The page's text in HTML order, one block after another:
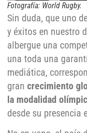
Fotografía: World Rugby.
Sin duda, que uno
y éxitos en nuestro
albergue una
una toda una
mediática,
gran crecimiento
la modalidad
desde su presencia